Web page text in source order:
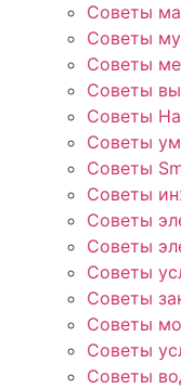
Советы
Советы
Советы
Советы
Советы
Советы
Советы
Советы
Советы
Советы
Советы
Советы
Советы
Советы
Советы